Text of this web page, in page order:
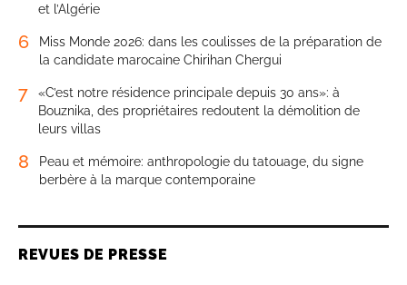
et l’Algérie
6
Miss Monde 2026: dans les coulisses de la préparation de
la candidate marocaine Chirihan Chergui
7
«C’est notre résidence principale depuis 30 ans»: à
Bouznika, des propriétaires redoutent la démolition de
leurs villas
8
Peau et mémoire: anthropologie du tatouage, du signe
berbère à la marque contemporaine
REVUES DE PRESSE